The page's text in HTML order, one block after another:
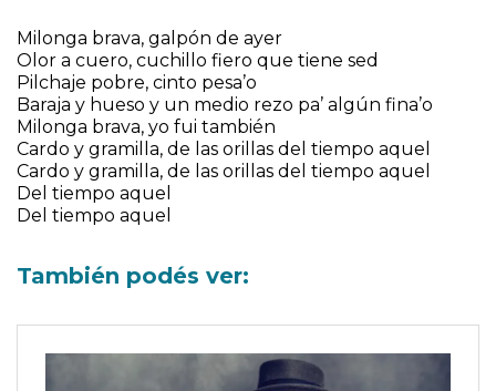
Milonga brava, galpón de ayer
Olor a cuero, cuchillo fiero que tiene sed
Pilchaje pobre, cinto pesa’o
Baraja y hueso y un medio rezo pa’ algún fina’o
Milonga brava, yo fui también
Cardo y gramilla, de las orillas del tiempo aquel
Cardo y gramilla, de las orillas del tiempo aquel
Del tiempo aquel
Del tiempo aquel
También podés ver: